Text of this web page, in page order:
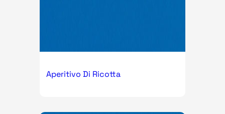
Aperitivo Di Ricotta